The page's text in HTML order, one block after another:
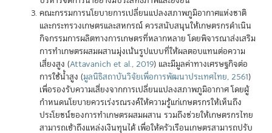
คณะกรรมการนโยบายการเปลี่ยนแปลงสภาพภูมิอากาศแห่งชาติ
และกระทรวงเกษตรและสหกรณ์ ควรสนับสนุนให้เกษตรกรดำเนิน
กิจกรรมการผลิตทางการเกษตรที่หลากหลาย โดยพิจารณาส่งเสริม
การทำเกษตรผสมผสานมุ่งเน้นรูปแบบที่ให้ผลตอบแทนต่อความ
เสี่ยงสูง (Attavanich et al., 2019) และมีมูลค่าทางเศรษฐกิจต่อ
การใช้น้ำสูง (มูลนิธิสถาบันวิจัยเพื่อการพัฒนาประเทศไทย, 2561)
เพื่อรองรับความเสี่ยงจากการเปลี่ยนแปลงสภาพภูมิอากาศ โดยผู้
กำหนดนโยบายควรเร่งรณรงค์ให้ความรู้แก่เกษตรกรให้เห็นถึง
ประโยชน์ของการทำเกษตรผสมผสาน รวมถึงช่วยให้เกษตรกรไทย
สามารถเข้าถึงแหล่งเงินทุนได้ เพื่อให้ครัวเรือนเกษตรสามารถปรับ